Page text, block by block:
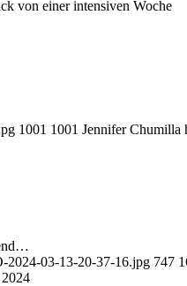
von einer intensiven Woche
1001 1001 Jennifer Chumilla
2024-03-13-20-37-16.jpg 747